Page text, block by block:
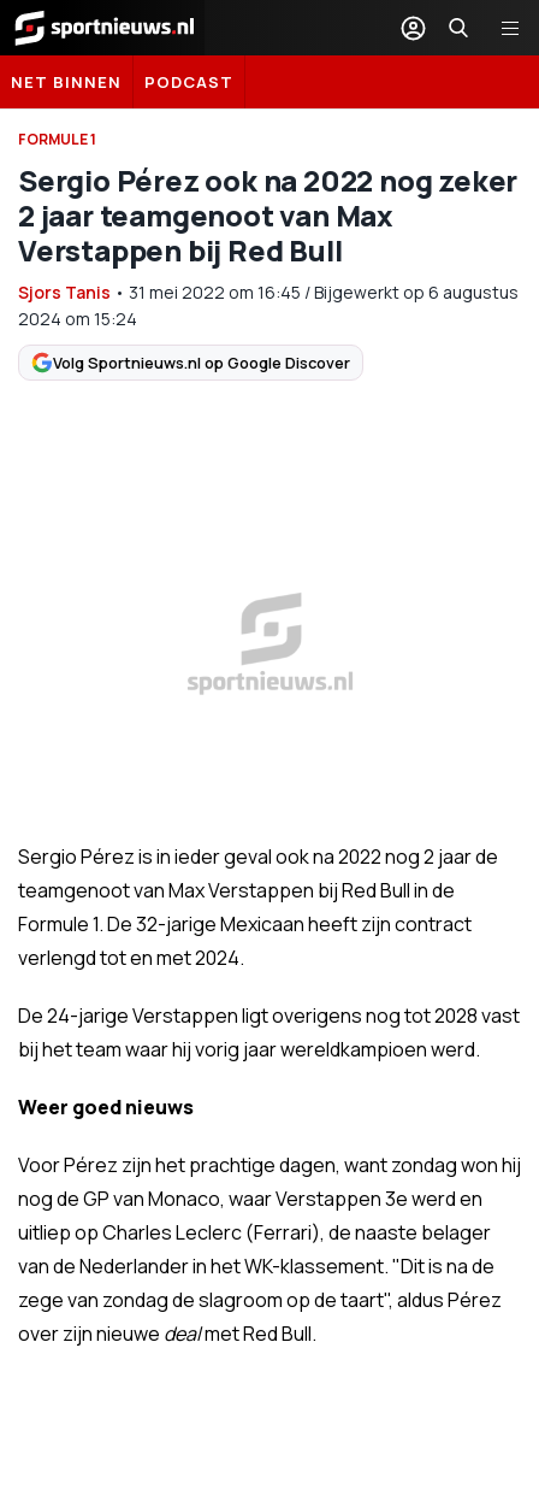
Sportnieuws.nl
NET BINNEN PODCAST
FORMULE 1
Sergio Pérez ook na 2022 nog zeker
2 jaar teamgenoot van Max
Verstappen bij Red Bull
Sjors Tanis • 31 mei 2022 om 16:45 /Bijgewerkt op 6 augustus
2024 om 15:24
Volg Sportnieuws.nl op Google Discover
Sergio Pérez is in ieder geval ook na 2022 nog 2 jaar de
teamgenoot van Max Verstappen bij Red Bull in de
Formule 1. De 32-jarige Mexicaan heeft zijn contract
verlengd tot en met 2024.
De 24-jarige Verstappen ligt overigens nog tot 2028 vast
bij het team waar hij vorig jaar wereldkampioen werd.
Weer goed nieuws
Voor Pérez zijn het prachtige dagen, want zondag won hij
nog de GP van Monaco, waar Verstappen 3e werd en
uitliep op Charles Leclerc (Ferrari), de naaste belager
van de Nederlander in het WK-klassement. "Dit is na de
zege van zondag de slagroom op de taart", aldus Pérez
over zijn nieuwe dealmet Red Bull.